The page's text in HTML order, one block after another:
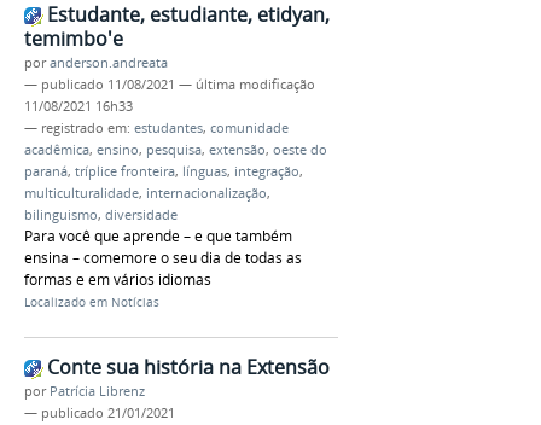
Estudante, estudiante, etidyan,
temimbo'e
poranderson.andreata
— publicado 11/08/2021 — última modificação
11/08/2021 16h33
— registrado em: estudantes, comunidade
acadêmica, ensino, pesquisa, extensão, oeste do
paraná, tríplice fronteira, línguas, integração,
multiculturalidade, internacionalização,
bilinguismo, diversidade
Para você que aprende – e que também
ensina – comemore o seu dia de todas as
formas e em vários idiomas
Localizado em Notícias
Conte sua história na Extensão
por Patrícia Librenz
— publicado 21/01/2021